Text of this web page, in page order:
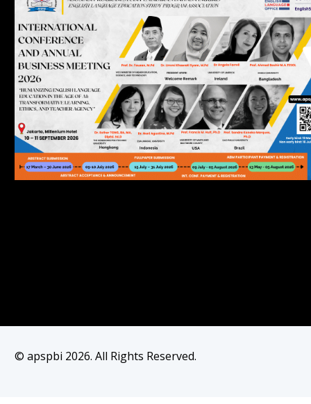
© apspbi 2026. All Rights Reserved.